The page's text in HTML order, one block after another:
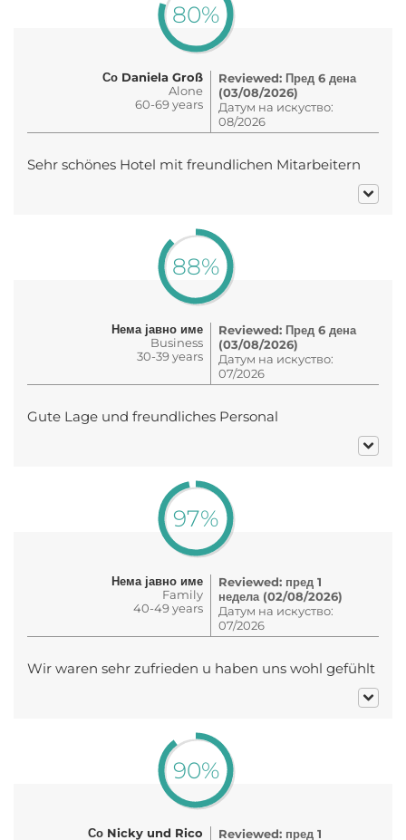
80%
Со Daniela Groß
Alone
60-69 years
Reviewed: Пред 6 дена
(03/08/2026)
Датум на искуство:
08/2026
Sehr schönes Hotel mit freundlichen Mitarbeitern
88%
Нема јавно име
Business
30-39 years
Reviewed: Пред 6 дена
(03/08/2026)
Датум на искуство:
07/2026
Gute Lage und freundliches Personal
97%
Нема јавно име
Family
40-49 years
Reviewed: пред 1
недела (02/08/2026)
Датум на искуство:
07/2026
Wir waren sehr zufrieden u haben uns wohl gefühlt
90%
Со Nicky und Rico
Reviewed: пред 1